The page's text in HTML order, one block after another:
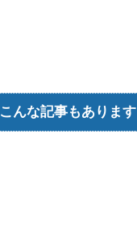
こんな記事もあります